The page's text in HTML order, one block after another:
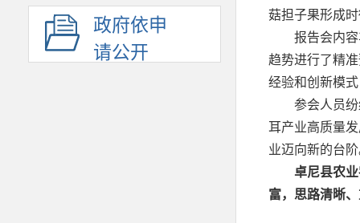
政府依申
请公开
菇担子果形成
报告会内
趋势进行了精
经验和创新模
参会人员
耳产业高质量
业迈向新的台
卓尼县农
富，思路清晰